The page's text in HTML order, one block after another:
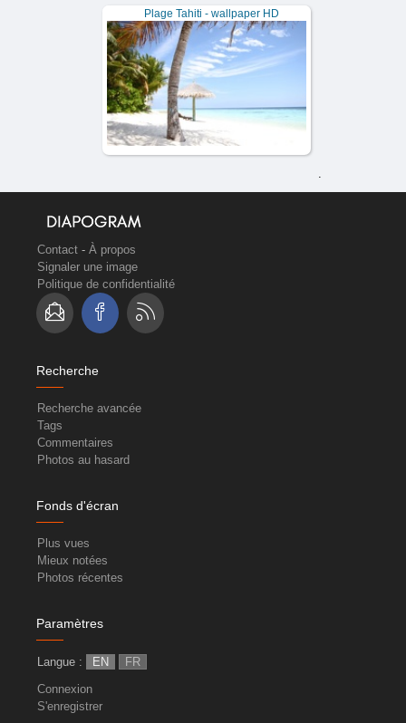
Plage Tahiti - wallpaper HD
.
Contact - À propos
Signaler une image
Politique de confidentialité
Recherche
Recherche avancée
Tags
Commentaires
Photos au hasard
Fonds d'écran
Plus vues
Mieux notées
Photos récentes
Paramètres
Langue : EN
FR
Connexion
S'enregistrer